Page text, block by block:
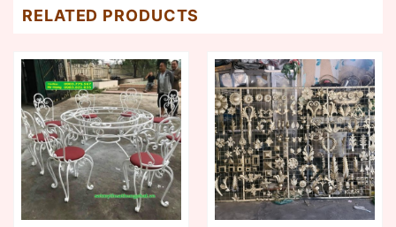
RELATED PRODUCTS